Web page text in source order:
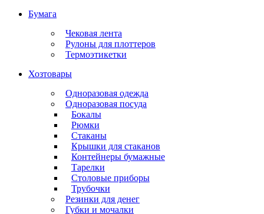
Бумага
Чековая лента
Рулоны для плоттеров
Термоэтикетки
Хозтовары
Одноразовая одежда
Одноразовая посуда
Бокалы
Рюмки
Стаканы
Крышки для стаканов
Контейнеры бумажные
Тарелки
Столовые приборы
Трубочки
Резинки для денег
Губки и мочалки